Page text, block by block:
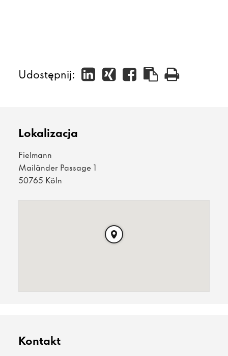
Udostępnij:
Lokalizacja
Fielmann
Mailänder Passage 1
50765 Köln
Kontakt